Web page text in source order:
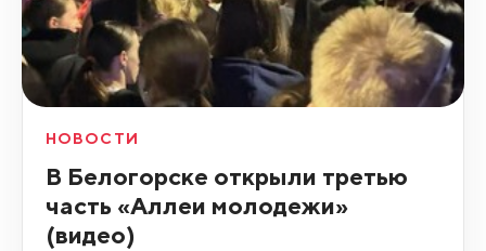
НОВОСТИ
В Белогорске открыли третью
часть «Аллеи молодежи»
(видео)